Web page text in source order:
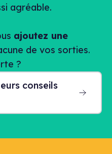
agréable.
ajoutez une
de vos sorties.
?
conseils